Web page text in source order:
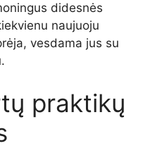
didesnės
naujuoju
vesdama jus su
praktikų